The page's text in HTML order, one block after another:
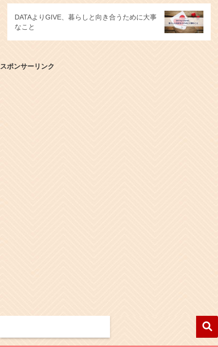
DATAよりGIVE、暮らしと向き合うために大事
なこと
スポンサーリンク